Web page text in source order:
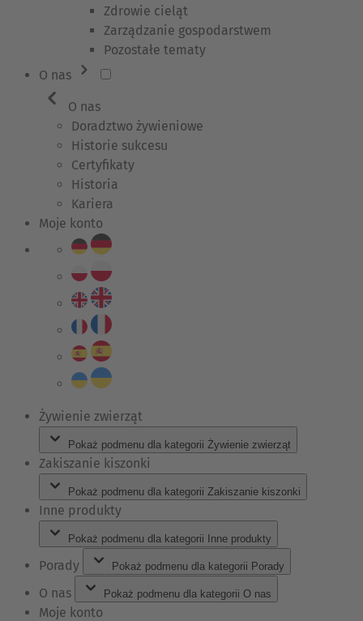
Zdrowie cieląt
Zarządzanie gospodarstwem
Pozostałe tematy
O nas
O nas
Doradztwo żywieniowe
Historie sukcesu
Certyfikaty
Historia
Kariera
Moje konto
Żywienie zwierząt
Pokaż podmenu dla kategorii Żywienie zwierząt
Zakiszanie kiszonki
Pokaż podmenu dla kategorii Zakiszanie kiszonki
Inne produkty
Pokaż podmenu dla kategorii Inne produkty
Porady Pokaż podmenu dla kategorii Porady
O nas Pokaż podmenu dla kategorii O nas
Moje konto